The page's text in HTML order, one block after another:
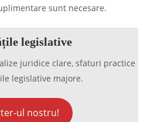
sunt necesare.
legislative
juridice clare, sfaturi practice
legislative majore.
ul nostru!